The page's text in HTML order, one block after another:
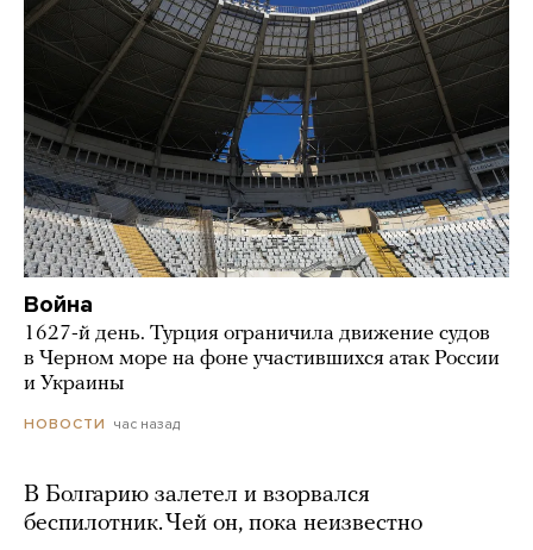
Война
1627-й день. Турция ограничила движение судов
в Черном море на фоне участившихся атак России
и Украины
НОВОСТИ час назад
В Болгарию залетел и взорвался
беспилотник. Чей он, пока неизвестно